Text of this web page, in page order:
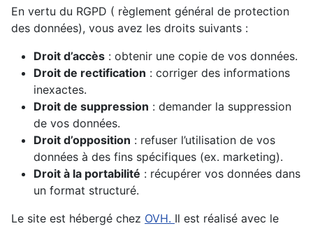
En vertu du RGPD ( règlement général de protection
des données), vous avez les droits suivants :
Droit d’accès : obtenir une copie de vos données.
Droit de rectification : corriger des informations
inexactes.
Droit de suppression : demander la suppression
de vos données.
Droit d’opposition : refuser l’utilisation de vos
données à des fins spécifiques (ex. marketing).
Droit à la portabilité : récupérer vos données dans
un format structuré.
Le site est hébergé chez OVH. Il est réalisé avec le